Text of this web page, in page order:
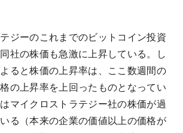
ジーのこれまでのビットコイン投資
社の株価も急激に上昇している。し
ると株価の上昇率は、ここ数週間の
の上昇率を上回ったものとなってい
マイクロストラテジー社の株価が過
る（本来の企業の価値以上の価格が